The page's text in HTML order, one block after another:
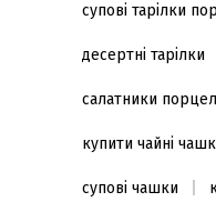
супові тарілки
десертні тарілки
салатники
купити чайні
супові чашки